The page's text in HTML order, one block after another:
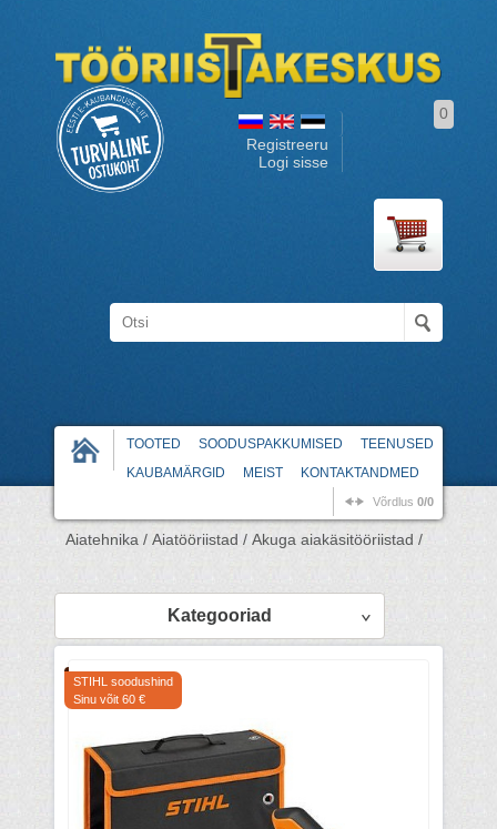
Registreeru
Logi sisse
0
TOOTED SOODUSPAKKUMISED
TEENUSED
KAUBAMÄRGID
MEIST KONTAKTANDMED
Võrdlus 0/0
Aiatehnika / Aiatööriistad / Akuga aiakäsitööriistad /
Kategooriad
STIHL soodushind
Sinu võit 60 €